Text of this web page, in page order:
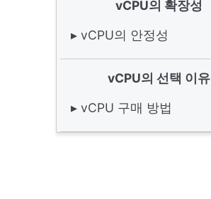
vCPU의 확장성
▸ vCPU의 안정성
vCPU의 선택 이유
▸ vCPU 구매 방법